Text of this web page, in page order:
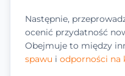
Następnie,
ocenić przydatność
Obejmuje to między
spawu i odporności na